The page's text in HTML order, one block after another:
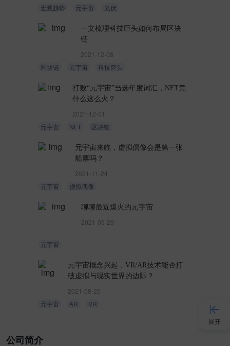
宏观趋势
元宇宙 光伏
一文梳理科技巨头如何布局区块
链
2021-12-08
区块链
元宇宙 科技巨头
打败“元宇宙”当选年度词汇，NFT凭
什么这么火？
2021-12-01
元宇宙
NFT 区块链
元宇宙来临，虚拟偶像会是第一张
船票吗？
2021-11-24
元宇宙
虚拟偶像
聊聊最近爆火的元宇宙
2021-09-29
元宇宙
元宇宙概念兴起，VR/AR技术能否打
破虚拟与现实世界的边际？
2021-08-25
元宇宙
AR VR
公司简介
展开